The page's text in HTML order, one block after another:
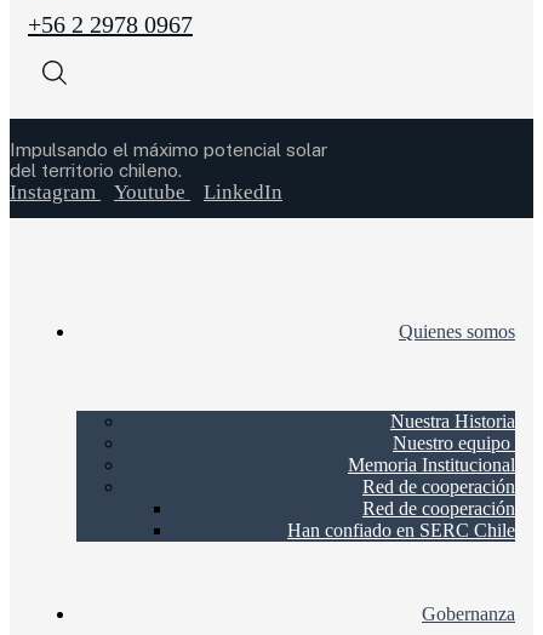
+56 2 2978 0967
Impulsando el máximo potencial solar
del territorio chileno.
Instagram Youtube LinkedIn
Quienes somos
Nuestra Historia
Nuestro equipo
Memoria Institucional
Red de cooperación
Red de cooperación
Han confiado en SERC Chile
Gobernanza